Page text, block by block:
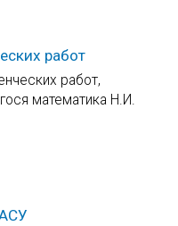
работ
работ,
математика Н.И.